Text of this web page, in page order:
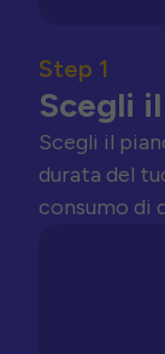
Step 1
Scegli
Scegli il
durata del
consumo di